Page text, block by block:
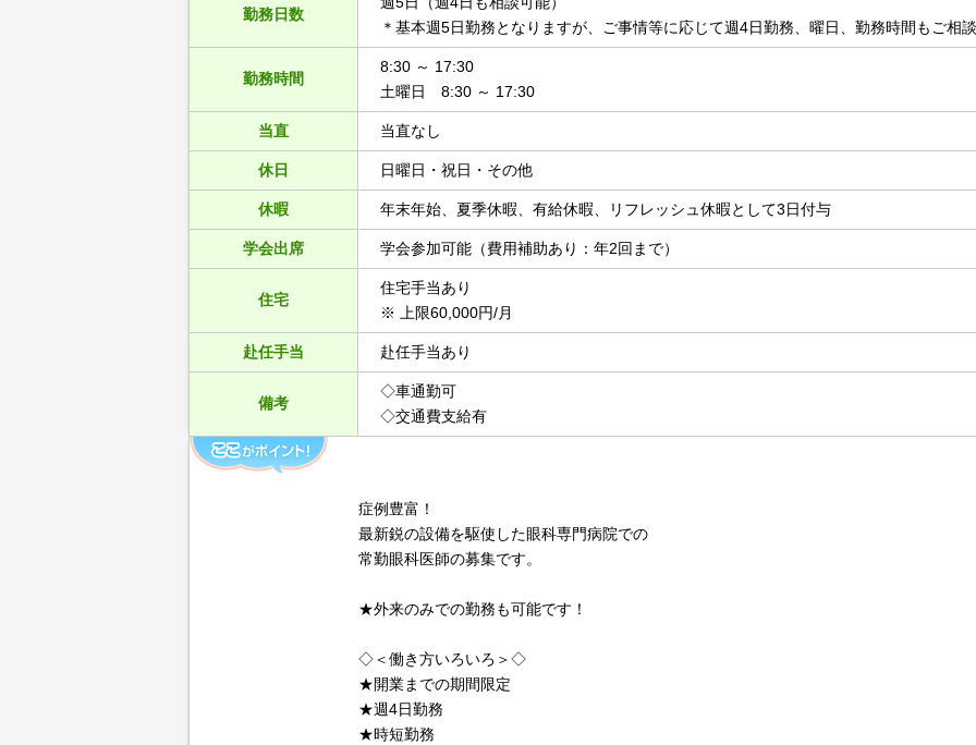
勤務日数
＊基本週5日勤務となりますが、ご事情等に応じて週4日勤務、曜日、勤務時間もご相談
勤務時間
8:30 ～ 17:30
土曜日 8:30 ～ 17:30
当直 当直なし
休日 日曜日・祝日・その他
休暇 年末年始、夏季休暇、有給休暇、リフレッシュ休暇として3日付与
学会出席 学会参加可能（費用補助あり：年2回まで）
住宅
住宅手当あり
※ 上限60,000円/月
赴任手当 赴任手当あり
備考
◇車通勤可
◇交通費支給有
症例豊富！
最新鋭の設備を駆使した眼科専門病院での
常勤眼科医師の募集です。
★外来のみでの勤務も可能です！
◇＜働き方いろいろ＞◇
★開業までの期間限定
★週4日勤務
★時短勤務